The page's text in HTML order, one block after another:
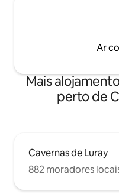
Ar
Mais
perto de
Cavernas de Luray
882 moradores